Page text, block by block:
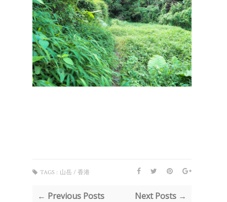
TAGS : 山岳 / 香港
← Previous Posts Next Posts →